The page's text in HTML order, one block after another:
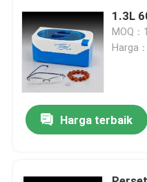
1.3L
MOQ
Harga
Harga terbaik